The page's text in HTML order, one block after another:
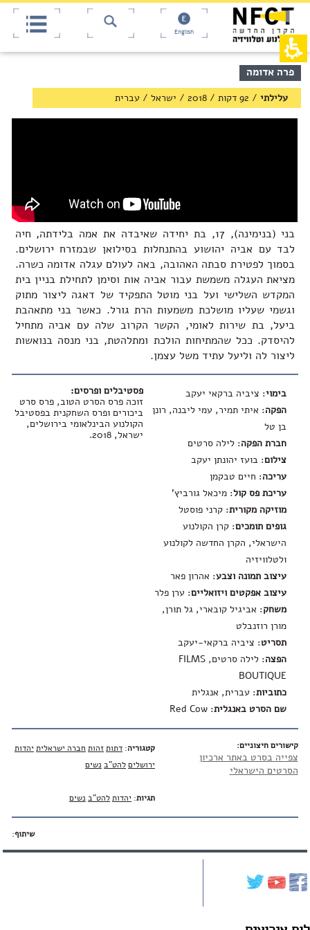
תחילתו
אינטרנט,
לחץ
אנטר
כדי
תוכן
ראש
באפשרותך
ללחוץ
אנטר
כדי
לדלג
English
תוכן
מרכזי,
באפשרותך
ללחוץ
אנטר
פרה אדומה
עלילתי / 92 דקות /
2018
/ ישראל / עברית
בני (בנימינה), 17, בת יחידה שאיבדה את אמה בלידתה, חיה
לבד עם אביה יהושוע בהתנחלות בסילואן שבמזרח ירושלים.
בסמוך לפטירת סבתה האהובה, באה לעולם עגלה אדומה כשרה.
מציאת העגלה משמשת עבור אביה אות וסימן לתחילת בניין בית
המקדש השלישי ועל בני מוטל התפקיד של דאגה ליצור מתוק
וגשמי שעליו מושלכת משמעות הרת גורל. כאשר בני מתאהבת
ביעל, בת שירות לאומי, הקשר הקרוב שלה עם אביה מתחיל
להיסדק. ככל שהמתיחות הולכת ומתלהטת, בני מנסה בנואשות
ליצור לה וליעל עתיד משל עצמן.
פסטיבלים ופרסים:
זוכה פרס הסרט הטוב, פרס סרט
ביכורים ופרס השחקנית בפסטיבל
הקולנוע הבינלאומי בירושלים,
ישראל, 2018.
בימוי: ציביה ברקאי יעקב
הפקה: איתי תמיר, עמי ליבנה, רונן
בן טל
חברת הפקה: לילה סרטים
צילום: בועז יהונתן יעקב
עריכה: חיים טבקמן
עריכת פס קול: מיכאל גורביץ'
מוזיקה מקורית: קרני פוסטל
גופים תומכים: קרן הקולנוע
הישראלי, הקרן החדשה לקולנוע
ולטלוויזיה
עיצוב תמונה וצבע: אהרון פאר
עיצוב אפקטים ויזואליים: ערן פלר
משחק: אביגיל קובארי, גל תורן,
מורן רוזנבלט
תסריט: ציביה ברקאי-יעקב
הפצה
: לילה סרטים, FILMS
BOUTIQUE
כתוביות: עברית, אנגלית
שם הסרט באנגלית:
Red Cow
קישורים חיצוניים:
צפייה בסרט באתר ארכיון
הסרטים הישראלי
קטגוריה: דתותזהות חברה ישראלית יהדות
ירושליםלהט"ב נשים
תגיות: יהדותלהט"ב נשים
שיתוף: